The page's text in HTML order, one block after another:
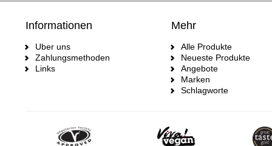
Informationen
Uber uns
Zahlungsmethoden
Links
Mehr
Alle Produkte
Neueste Produkte
Angebote
Marken
Schlagworte